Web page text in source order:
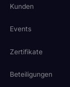
Kunden
Events
Zertifikate
Beteiligungen